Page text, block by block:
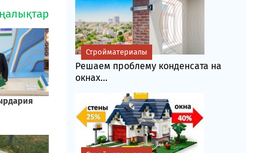
Решаем проблему конденсата на
окнах...
Стройматериалы